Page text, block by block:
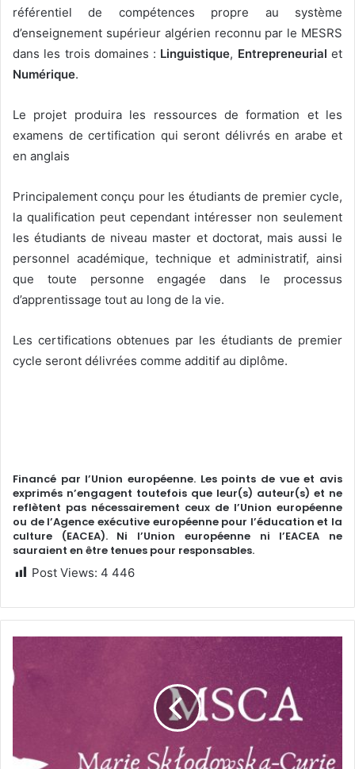
référentiel de compétences propre au système
d’enseignement supérieur algérien reconnu par le MESRS
dans les trois domaines : Linguistique, Entrepreneurial et
Numérique.
Le projet produira les ressources de formation et les
examens de certification qui seront délivrés en arabe et
en anglais
Principalement conçu pour les étudiants de premier cycle,
la qualification peut cependant intéresser non seulement
les étudiants de niveau master et doctorat, mais aussi le
personnel académique, technique et administratif, ainsi
que toute personne engagée dans le processus
d’apprentissage tout au long de la vie.
Les certifications obtenues par les étudiants de premier
cycle seront délivrées comme additif au diplôme.
Financé par l’Union européenne. Les points de vue et avis
exprimés n’engagent toutefois que leur(s) auteur(s) et ne
reflètent pas nécessairement ceux de l’Union européenne
ou de l’Agence exécutive européenne pour l’éducation et la
culture (EACEA). Ni l’Union européenne ni l’EACEA ne
sauraient en être tenues pour responsables.
Post Views: 4 446